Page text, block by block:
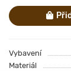
Vybavení
Materiál